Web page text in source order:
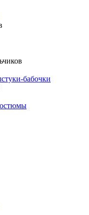
бабочки